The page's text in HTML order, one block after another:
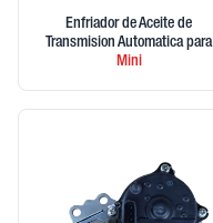
Enfriador de Aceite de
Transmision Automatica para
Mini